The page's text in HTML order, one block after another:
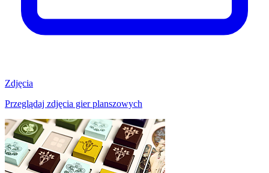
Zdjęcia
Przeglądaj zdjęcia gier planszowych